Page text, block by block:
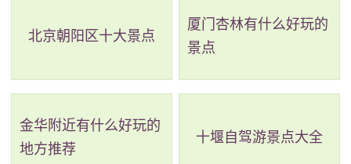
两个方向，分别为沃沮王陵、兴陵、昭陵、哀陵、喜乐
评级：AAA
北京朝阳区十大景点
厦门杏林有什么好玩的
景点
金华附近有什么好玩的
地方推荐
十堰自驾游景点大全